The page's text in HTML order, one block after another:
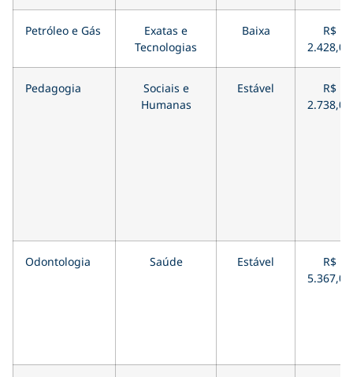
Petróleo e Gás
Exatas e
Tecnologias
Baixa
R$
2.428,00
Pedagogia
Sociais e
Humanas
Estável
R$
2.738,00
Odontologia Saúde Estável
R$
5.367,00